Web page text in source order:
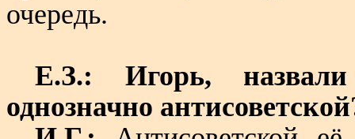
очередь.
Е.З.: Игорь,
однозначно